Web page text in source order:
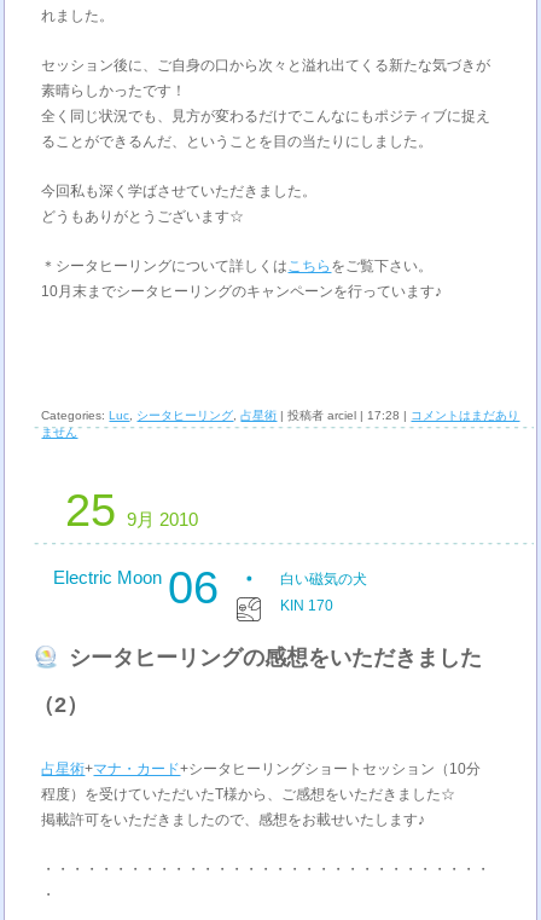
れました。
セッション後に、ご自身の口から次々と溢れ出てくる新たな気づきが
素晴らしかったです！
全く同じ状況でも、見方が変わるだけでこんなにもポジティブに捉え
ることができるんだ、ということを目の当たりにしました。
今回私も深く学ばさせていただきました。
どうもありがとうございます☆
＊シータヒーリングについて詳しくはこちら をご覧下さい。
10月末までシータヒーリングのキャンペーンを行っています♪
Categories:Luc シータヒーリング ,占星術 | 投稿者 arciel | 17:28 | コメントはまだあり
ません
25 9月 2010
Electric Moon 06
白い磁気の犬
KIN 170
シータヒーリングの感想をいただきました
（2）
占星術+マナ・カード+シータヒーリングショートセッション（10分
程度）を受けていただいたT様から、ご感想をいただきました☆
掲載許可をいただきましたので、感想をお載せいたします♪
・・・・・・・・・・・・・・・・・・・・・・・・・・・・・・・
・